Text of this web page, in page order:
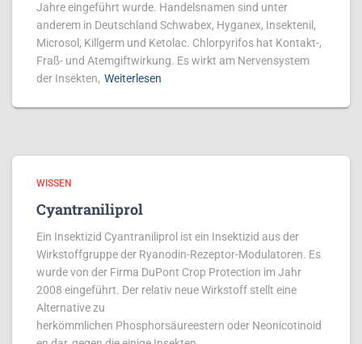
Jahre eingeführt wurde. Handelsnamen sind unter
anderem in Deutschland Schwabex, Hyganex, Insektenil,
Microsol, Killgerm und Ketolac. Chlorpyrifos hat Kontakt-,
Fraß- und Atemgiftwirkung. Es wirkt am Nervensystem
der Insekten, Weiterlesen
WISSEN
Cyantraniliprol
Ein Insektizid Cyantraniliprol ist ein Insektizid aus der
Wirkstoffgruppe der Ryanodin-Rezeptor-Modulatoren. Es
wurde von der Firma DuPont Crop Protection im Jahr
2008 eingeführt. Der relativ neue Wirkstoff stellt eine
Alternative zu
herkömmlichen Phosphorsäureestern oder Neonicotinoid